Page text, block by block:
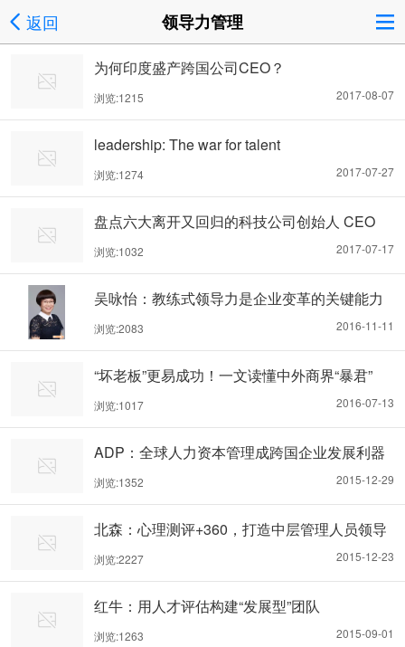
返回 领导力管理
为何印度盛产跨国公司CEO？
2017-08-07
浏览:1215
leadership: The war for talent
2017-07-27
浏览:1274
盘点六大离开又回归的科技公司创始人 CEO
2017-07-17
浏览:1032
吴咏怡：教练式领导力是企业变革的关键能力
2016-11-11
浏览:2083
“坏老板”更易成功！一文读懂中外商界“暴君”
2016-07-13
浏览:1017
ADP：全球人力资本管理成跨国企业发展利器
2015-12-29
浏览:1352
北森：心理测评+360，打造中层管理人员领导
力地图
2015-12-23
浏览:2227
红牛：用人才评估构建“发展型”团队
2015-09-01
浏览:1263